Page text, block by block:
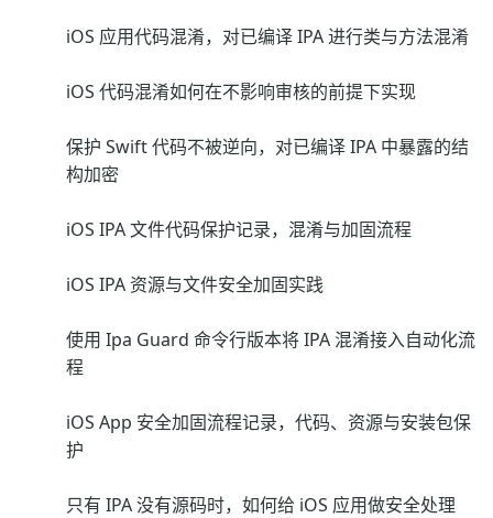
iOS 应用代码混淆，对已编译 IPA 进行类与方法混淆
iOS 代码混淆如何在不影响审核的前提下实现
保护 Swift 代码不被逆向，对已编译 IPA 中暴露的结
构加密
iOS IPA 文件代码保护记录，混淆与加固流程
iOS IPA 资源与文件安全加固实践
使用 Ipa Guard 命令行版本将 IPA 混淆接入自动化流
程
iOS App 安全加固流程记录，代码、资源与安装包保
护
只有 IPA 没有源码时，如何给 iOS 应用做安全处理